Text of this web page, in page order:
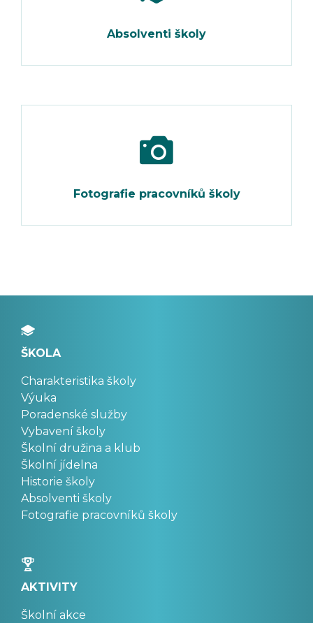
Absolventi školy
Fotografie pracovníků školy
ŠKOLA
Charakteristika školy
Výuka
Poradenské služby
Vybavení školy
Školní družina a klub
Školní jídelna
Historie školy
Absolventi školy
Fotografie pracovníků školy
AKTIVITY
Školní akce